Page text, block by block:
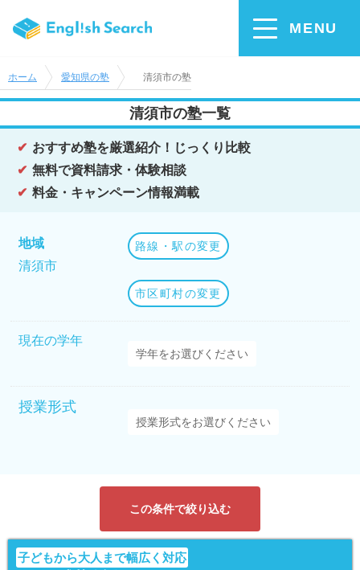
MENU
ホーム 愛知県の塾 清須市の塾
清須市の塾一覧
おすすめ塾を厳選紹介！じっくり比較
無料で資料請求・体験相談
料金・キャンペーン情報満載
地域
清須市
路線・駅の変更
市区町村の変更
現在の学年
授業形式
この条件で絞り込む
子どもから大人まで幅広く対応